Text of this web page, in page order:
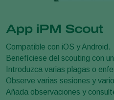
App iPM Scout
Compatible con iOS y Android.
Benefíciese del scouting con
Introduzca varias plagas o
Observe varias sesiones y
Añada observaciones y